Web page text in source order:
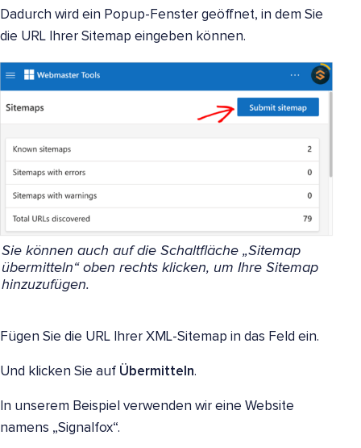
Dadurch wird ein Popup-Fenster geöffnet, in dem Sie
die URL Ihrer Sitemap eingeben können.
Sie können auch auf die Schaltfläche „Sitemap
übermitteln“ oben rechts klicken, um Ihre Sitemap
hinzuzufügen.
Fügen Sie die URL Ihrer XML-Sitemap in das Feld ein.
Und klicken Sie auf Übermitteln.
In unserem Beispiel verwenden wir eine Website
namens „Signalfox“.